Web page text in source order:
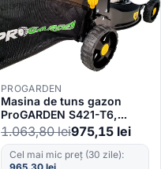
PROGARDEN
Masina de tuns gazon
ProGARDEN S421-T6,
3.5CP, 420mm, 40L
1.063,80lei975,15 lei
Cel mai mic preț (30 zile):